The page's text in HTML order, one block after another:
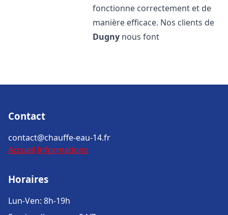
fonctionne correctement et de
manière efficace. Nos clients de
Dugny nous font
Contact
contact@chauffe-eau-14.fr
Accueil Informations
Horaires
Lun-Ven: 8h-19h